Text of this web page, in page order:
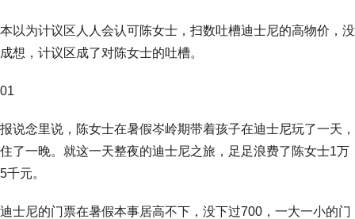
本以为计议区人人会认可陈女士，扫数吐槽迪士尼的高物价，没
成想，计议区成了对陈女士的吐槽。
01
报说念里说，陈女士在暑假岑岭期带着孩子在迪士尼玩了一天，
住了一晚。就这一天整夜的迪士尼之旅，足足浪费了陈女士1万
5千元。
迪士尼的门票在暑假本事居高不下，没下过700，一大一小的门